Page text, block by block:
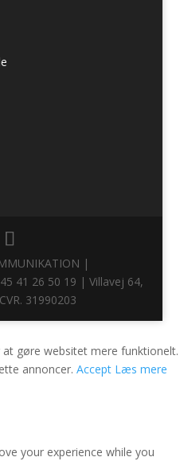
|
41 26 50 19 | Villavej 64,
31990203
gøre websitet mere funktionelt.
annoncer. Accept Læs mere
your experience while you